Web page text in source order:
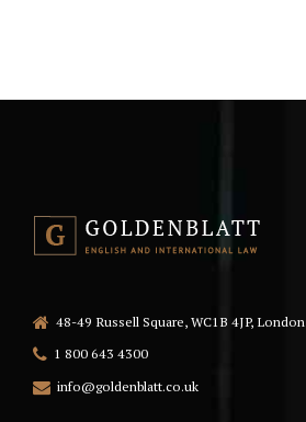
48-49 Russell Square, WC1B 4JP, London
1 800 643 4300
info@goldenblatt.co.uk